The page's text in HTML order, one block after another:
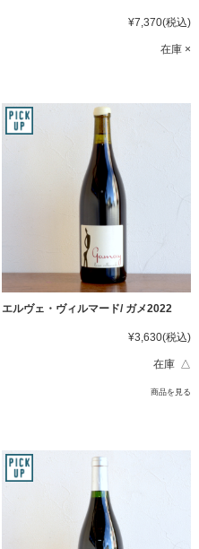
¥7,370(税込)
在庫 ×
エルヴェ・ヴィルマード/ ガメ2022
¥3,630(税込)
在庫 △
商品を見る